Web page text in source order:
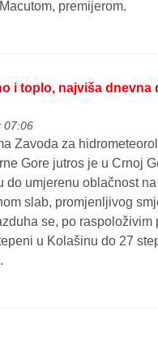
premijerom.
i toplo, najviša dnevna
07:06
Zavoda za
Gore jutros je u Crnoj
do umjerenu oblačnost
slab, promjenljivog
se, po raspoloživim
u Kolašinu do 27